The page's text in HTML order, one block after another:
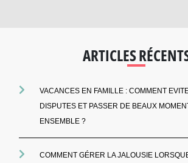
ARTICLES
VACANCES EN FAMILLE : COMMENT
DISPUTES ET PASSER DE BEAUX
ENSEMBLE ?
COMMENT GÉRER LA JALOUSIE